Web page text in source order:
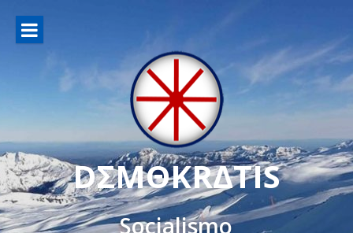
DΣMΘKRΔTIS
Socialismo